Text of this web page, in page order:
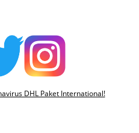
DHL Paket International!